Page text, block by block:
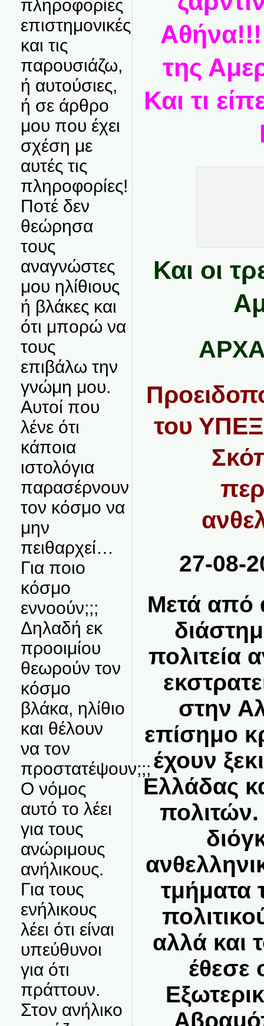
πληροφορίες
επιστημονικές
και τις
παρουσιάζω,
ή αυτούσιες,
ή σε άρθρο
μου που έχει
σχέση με
αυτές τις
πληροφορίες!
Ποτέ δεν
θεώρησα
τους
αναγνώστες
μου ηλίθιους
ή βλάκες και
ότι μπορώ να
τους
επιβάλω την
γνώμη μου.
Αυτοί που
λένε ότι
κάποια
ιστολόγια
παρασέρνουν
τον κόσμο να
μην
πειθαρχεί…
Για ποιο
κόσμο
εννοούν;;;
Δηλαδή εκ
προοιμίου
θεωρούν τον
κόσμο
βλάκα, ηλίθιο
και θέλουν
να τον
προστατέψουν;;;
Ο νόμος
αυτό το λέει
για τους
ανώριμους
ανήλικους.
Για τους
ενήλικους
λέει ότι είναι
υπεύθυνοι
για ότι
πράττουν.
Στον ανήλικο
της
Και τι
Και οι
του ΥΠΕΞ
27-08-
Μετά από
πολιτεία
στην
επίσημο
έχουν
Ελλάδας
πολιτών.
τμήματα
αλλά και
έθεσε